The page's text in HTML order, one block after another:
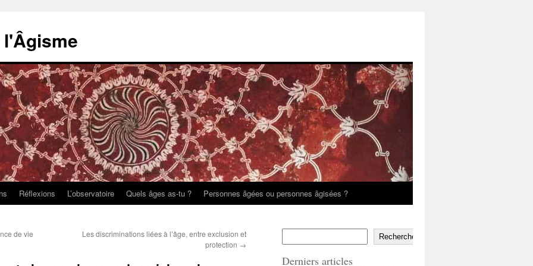
Réflexions L’observatoire Quels âges as-tu ? Personnes âgées ou personnes âgisées ?
de vie
Les discriminations liées à l’âge, entre exclusion et
protection →
Rechercher
Derniers articles